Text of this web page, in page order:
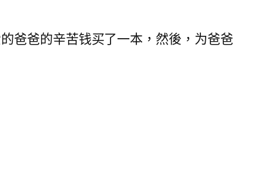
爸爸的辛苦钱买了一本，然後，为爸爸